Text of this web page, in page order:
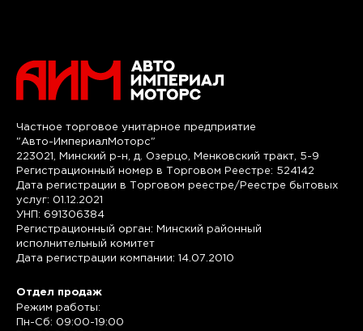
Частное торговое унитарное предприятие
"Авто-ИмпериалМоторс"
223021, Минский р-н, д. Озерцо, Менковский тракт, 5-9
Регистрационный номер в Торговом Реестре: 524142
Дата регистрации в Торговом реестре/Реестре бытовых
услуг: 01.12.2021
УНП: 691306384
Регистрационный орган: Минский районный
исполнительный комитет
Дата регистрации компании: 14.07.2010
Отдел продаж
Режим работы:
Пн-Сб: 09:00-19:00